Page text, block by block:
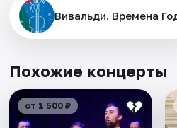
Вивальди. Времена
Похожие концерты
от 1 500 ₽